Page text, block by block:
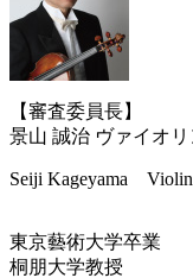
【審査委員長】
景山 誠治 ヴァイオリ
Seiji Kageyama Violin
東京藝術大学卒業
桐朋大学教授